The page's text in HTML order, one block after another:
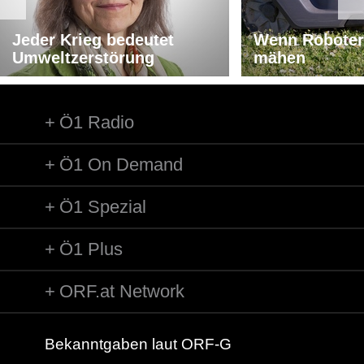
Jeder Krieg bedeutet
Umweltzerstörung
Wenn
mähen
Ö1 Radio
Ö1 On Demand
Ö1 Spezial
Ö1 Plus
ORF.at Network
Bekanntgaben laut ORF-G